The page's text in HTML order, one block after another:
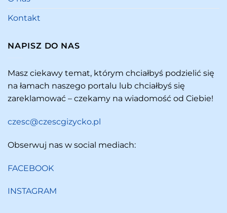
Kontakt
NAPISZ DO NAS
Masz ciekawy temat, którym chciałbyś podzielić się
na łamach naszego portalu lub chciałbyś się
zareklamować – czekamy na wiadomość od Ciebie!
czesc@czescgizycko.pl
Obserwuj nas w social mediach:
FACEBOOK
INSTAGRAM